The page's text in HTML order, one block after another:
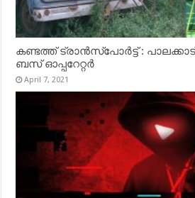
കണ്ടത്ത് ട്രാൻസ്‌പോർട്ട് :
ബസ് ഓപ്പറേറ്റർ
April 7, 2021